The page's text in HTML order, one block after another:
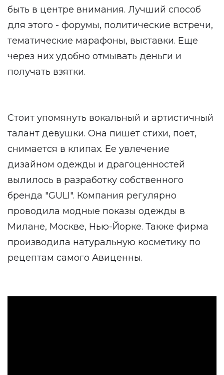
быть в центре внимания. Лучший способ
для этого - форумы, политические встречи,
тематические марафоны, выставки. Еще
через них удобно отмывать деньги и
получать взятки.
Стоит упомянуть вокальный и артистичный
талант девушки. Она пишет стихи, поет,
снимается в клипах. Ее увлечение
дизайном одежды и драгоценностей
вылилось в разработку собственного
бренда "GULI". Компания регулярно
проводила модные показы одежды в
Милане, Москве, Нью-Йорке. Также фирма
производила натуральную косметику по
рецептам самого Авиценны.